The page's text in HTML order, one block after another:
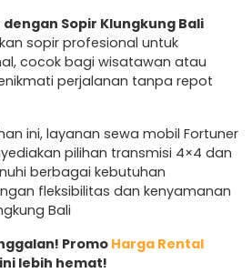
Sopir Klungkung Bali
sopir profesional untuk
cocok bagi wisatawan atau
perjalanan tanpa repot
ini, layanan sewa mobil Fortuner
pilihan transmisi 4×4 dan
berbagai kebutuhan
fleksibilitas dan kenyamanan
Bali
Promo Harga Rental
lebih hemat!